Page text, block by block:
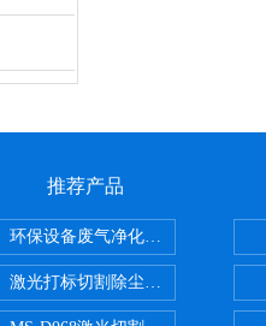
推荐产品
环保设备废气净化处理设备
激光打标切割除尘设备